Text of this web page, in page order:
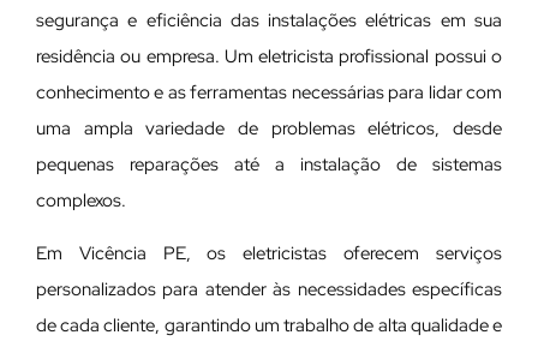
segurança e eficiência das instalações elétricas em sua
residência ou empresa. Um eletricista profissional possui o
conhecimento e as ferramentas necessárias para lidar com
uma ampla variedade de problemas elétricos, desde
pequenas reparações até a instalação de sistemas
complexos.
Em Vicência PE, os eletricistas oferecem serviços
personalizados para atender às necessidades específicas
de cada cliente, garantindo um trabalho de alta qualidade e